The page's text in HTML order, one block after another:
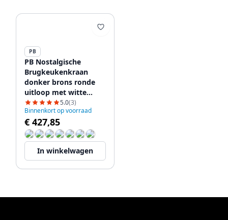
PB
PB Nostalgische
Brugkeukenkraan
donker brons ronde
uitloop met witte
hendels 1208954665
5.0(3)
Binnenkort op voorraad
€ 427,85
In winkelwagen